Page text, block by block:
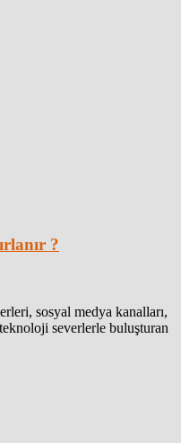
?
sosyal medya kanalları,
severlerle buluşturan